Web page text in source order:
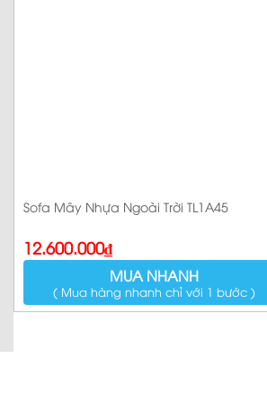
Sofa Mây Nhựa Ngoài Trời TL1A45
12.600.000₫
MUA NHANH
( Mua hàng nhanh chỉ với 1 bước )